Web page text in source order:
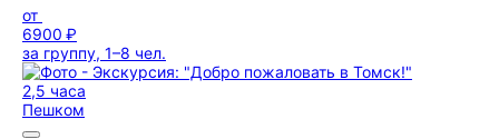
от
6900 ₽
за группу, 1–8 чел.
2,5 часа
Пешком